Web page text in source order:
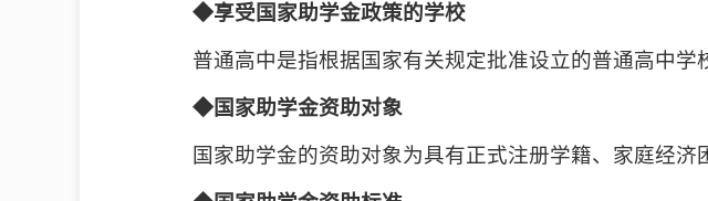
◆享受国家助学金政策的学校
普通高中是指根据国家有关规定批准设立的普通高中学
◆国家助学金资助对象
国家助学金的资助对象为具有正式注册学籍、家庭经